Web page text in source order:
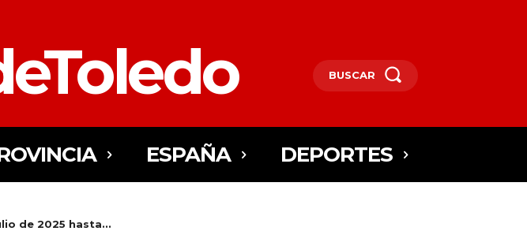
BUSCAR
ESPAÑA DEPORTES
de 2025 hasta...